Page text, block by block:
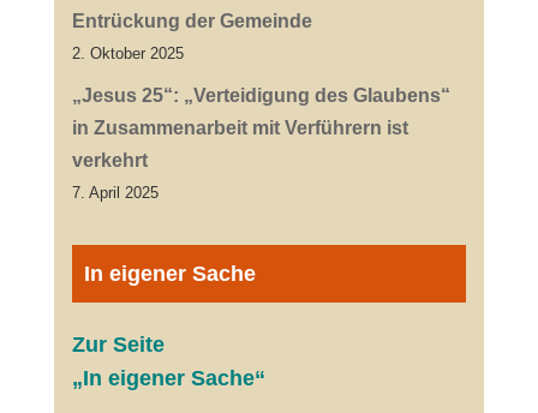
Entrückung der Gemeinde
2. Oktober 2025
„Jesus 25“: „Verteidigung des Glaubens“
in Zusammenarbeit mit Verführern ist
verkehrt
7. April 2025
In eigener Sache
Zur Seite
„In eigener Sache“